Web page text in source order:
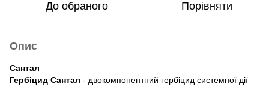
До обраного Порівняти
Опис
Сантал
Гербіцид Сантал - двокомпонентний гербіцид системної дії